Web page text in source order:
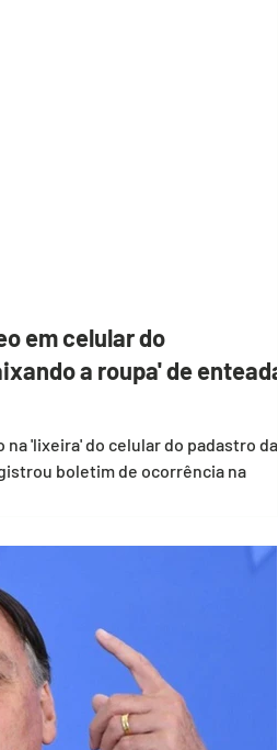
em celular do
a roupa' de enteada
na 'lixeira' do celular do padastro da
boletim de ocorrência na